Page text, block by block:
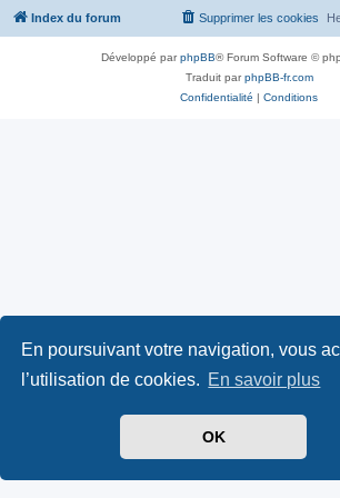
En poursuivant votre navigation, vous
l’utilisation de cookies. En savoir plus
OK
Index du forum Supprimer les cookies
Développé parphpBB® Forum Software ©
Traduit parphpBB-fr.com
Confidentialité | Conditions